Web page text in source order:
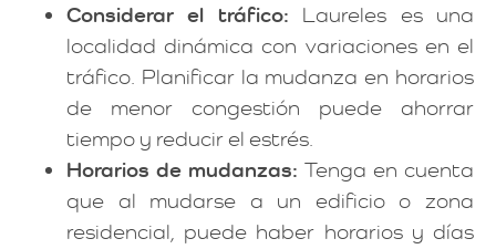
Considerar el tráfico: Laureles es una
localidad dinámica con variaciones en el
tráfico. Planificar la mudanza en horarios
de menor congestión puede ahorrar
tiempo y reducir el estrés.
Horarios de mudanzas: Tenga en cuenta
que al mudarse a un edificio o zona
residencial, puede haber horarios y días